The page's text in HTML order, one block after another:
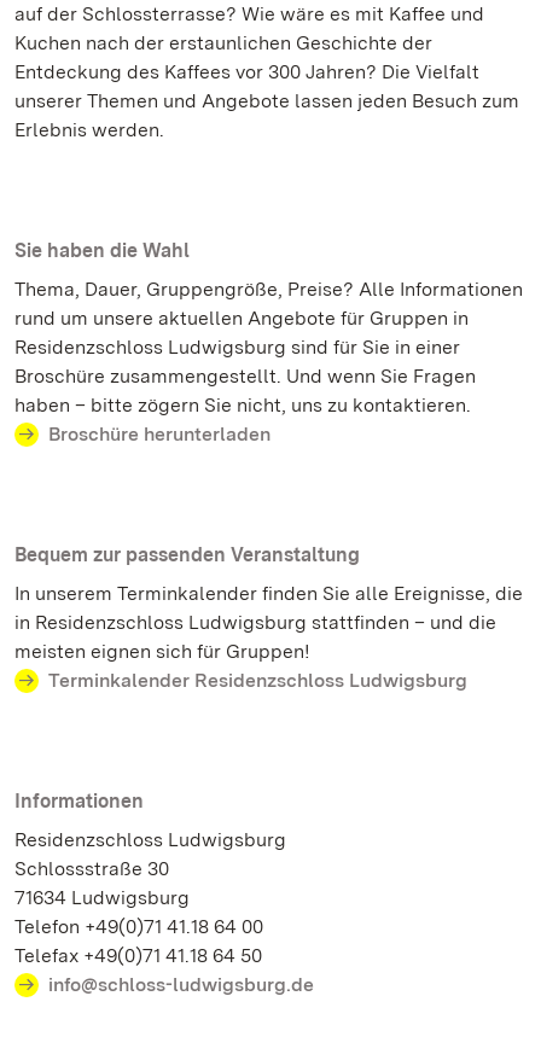
auf der Schlossterrasse? Wie wäre es mit Kaffee und
Kuchen nach der erstaunlichen Geschichte der
Entdeckung des Kaffees vor 300 Jahren? Die Vielfalt
unserer Themen und Angebote lassen jeden Besuch zum
Erlebnis werden.
Sie haben die Wahl
Thema, Dauer, Gruppengröße, Preise? Alle Informationen
rund um unsere aktuellen Angebote für Gruppen in
Residenzschloss Ludwigsburg sind für Sie in einer
Broschüre zusammengestellt. Und wenn Sie Fragen
haben – bitte zögern Sie nicht, uns zu kontaktieren.
Broschüre herunterladen
Bequem zur passenden Veranstaltung
In unserem Terminkalender finden Sie alle Ereignisse, die
in Residenzschloss Ludwigsburg stattfinden – und die
meisten eignen sich für Gruppen!
Terminkalender Residenzschloss Ludwigsburg
Informationen
Residenzschloss Ludwigsburg
Schlossstraße 30
71634 Ludwigsburg
Telefon +49(0)71 41.18 64 00
Telefax +49(0)71 41.18 64 50
info@schloss-ludwigsburg.de